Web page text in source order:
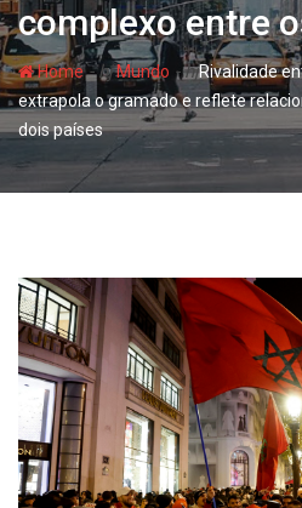
complexo entre
Home- hjMundo - hjRivalidade
extrapola o gramado e reflete
dois países